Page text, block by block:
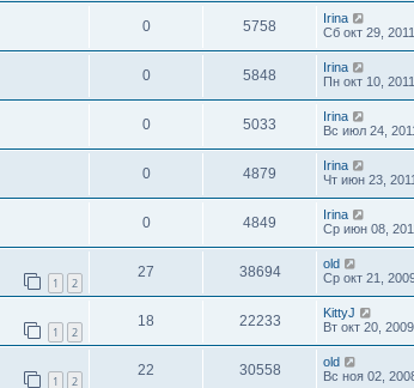
0 5758
Irina
Сб окт 29,
0 5848
Irina
Пн окт 10,
0 5033
Irina
Вс июл 24,
0 4879
Irina
Чт июн 23,
0 4849
Irina
Ср июн 08,
1 2
27 38694
old
Ср окт 21,
1 2
18 22233
KittyJ
Вт окт 20,
1 2
22 30558
old
Вс ноя 02,